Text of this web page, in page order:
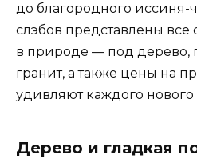
до благородного иссиня-
слэбов представлены
в природе — под дерево,
гранит, а также цены на
удивляют каждого нового
Дерево и гладкая